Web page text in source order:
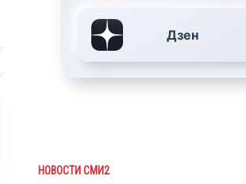
Дзен
НОВОСТИ СМИ2